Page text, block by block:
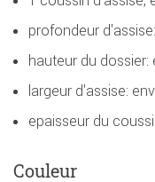
profondeur
hauteur du dossier:
largeur d'assise:
epaisseur du
Couleur